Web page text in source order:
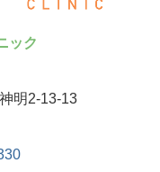
ック
明2-13-13